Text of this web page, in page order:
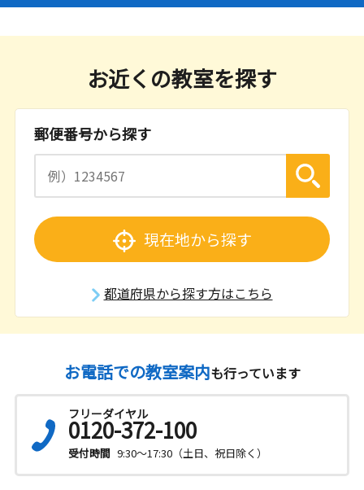
お近くの教室を探す
郵便番号から探す
現在地から探す
都道府県から探す方はこちら
お電話での教室案内も行っています
フリーダイヤル
0120-372-100
受付時間 9:30～17:30（土日、祝日除く）